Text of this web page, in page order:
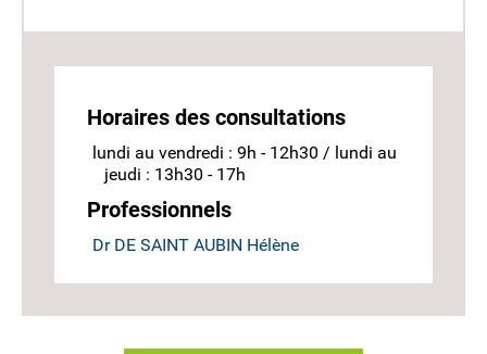
Horaires des consultations
lundi au vendredi : 9h - 12h30 / lundi au
jeudi : 13h30 - 17h
Professionnels
Dr DE SAINT AUBIN Hélène